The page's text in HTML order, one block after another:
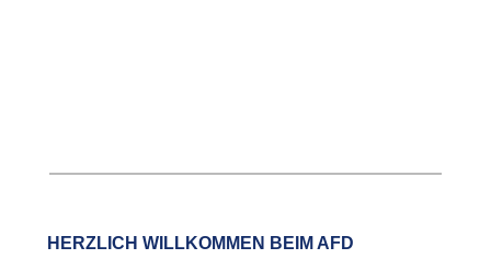
HERZLICH WILLKOMMEN BEIM AFD